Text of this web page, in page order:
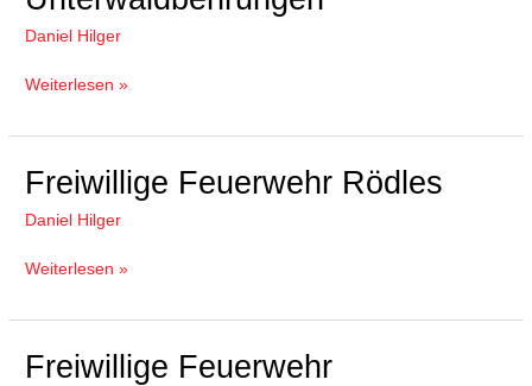
Daniel Hilger
Weiterlesen »
Freiwillige Feuerwehr Rödles
Daniel Hilger
Freiwillige
Feuerwehr
Rödles
Weiterlesen »
Freiwillige Feuerwehr
Freiwillige